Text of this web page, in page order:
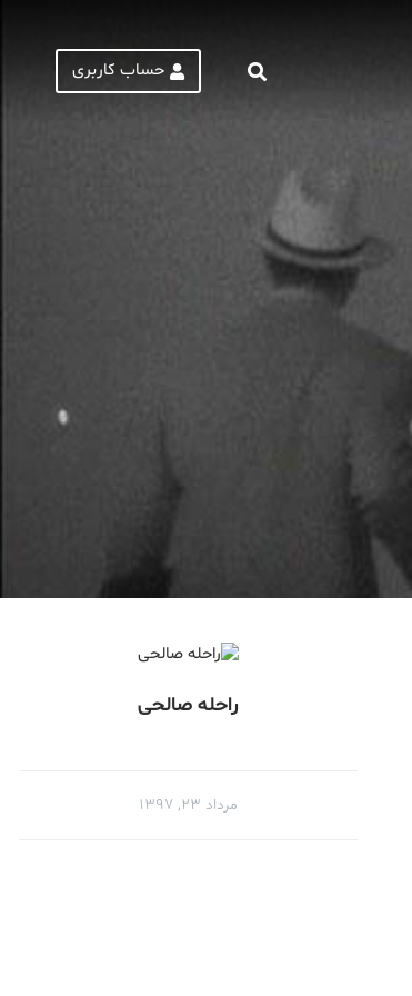
حساب کاربری
راحله صالحی
مرداد ۲۳, ۱۳۹۷